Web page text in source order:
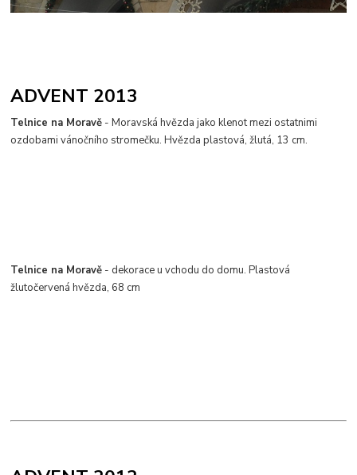
ADVENT 2013
Telnice na Moravě - Moravská hvězda jako klenot mezi ostatnimi
ozdobami vánočního stromečku. Hvězda plastová, žlutá, 13 cm.
Telnice na Moravě - dekorace u vchodu do domu. Plastová
žlutočervená hvězda, 68 cm